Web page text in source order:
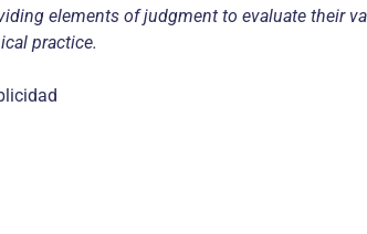
elements of judgment to evaluate their
practice.